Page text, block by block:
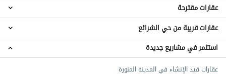
شقق 2 غرفة نوم للايجار اليومي في حي الشرائع
عقارات للايجار اليومي في حي الشرائع
عقارات مقترحة
شقق حي المصانع
شقق حي الفتح
شقق حي الظاهرة
عقارات قريبة من حي الشرائع
عقارات قيد الإنشاء في المدينة المنورة
استثمر في مشاريع جديدة